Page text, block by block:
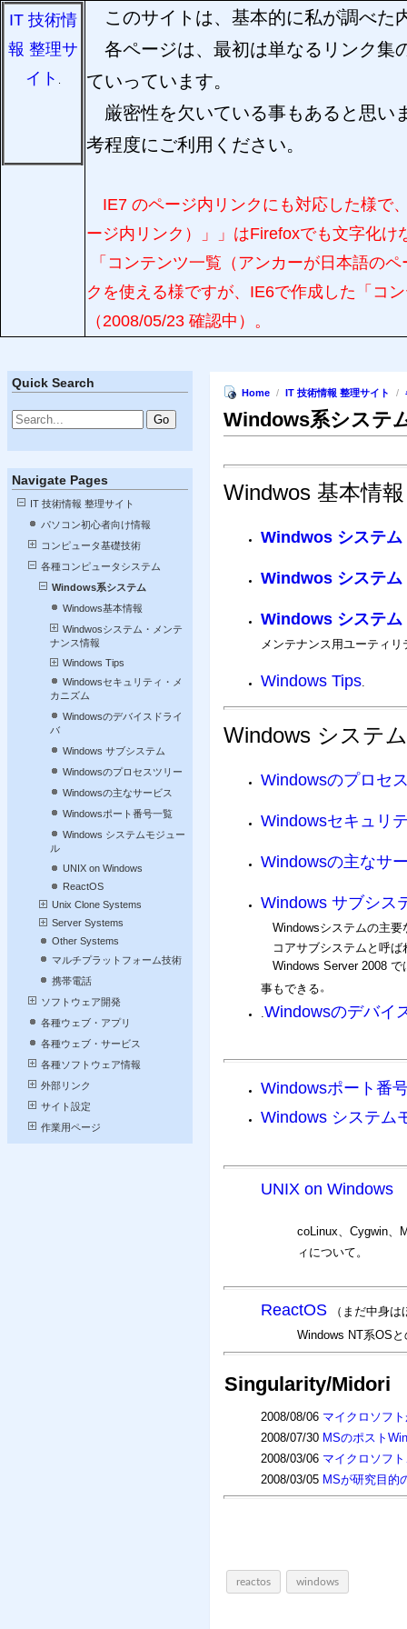
IT 技術情
報 整理サ
イト
このサイトは、基本的に私が調べた
各ページは、最初は単なるリンク集
ていっています。
厳密性を欠いている事もあると思い
考程度にご利用ください。
IE7 のページ内リンクにも対応した様で
ージ内リンク）」」はFirefoxでも文字化け
「コンテンツ一覧（アンカーが日本語の
クを使える様ですが、 IE6で作成した 「コ
（2008/05/23 確認中） 。
Quick Search
Navigate Pages
IT 技術情報 整理サイト
パソコン初心者向け情報
コンピュータ基礎技術
各種コンピュータシステム
Windows系システム
Windows基本情報
Windwosシステム・メンテ
ナンス情報
Windows Tips
Windowsセキュリティ・メ
カニズム
Windowsのデバイスドライ
バ
Windows サブシステム
Windowsのプロセスツリー
Windowsの主なサービス
Windowsポート番号一覧
Windows システムモジュー
ル
UNIX on Windows
ReactOS
Unix Clone Systems
Server Systems
Other Systems
マルチプラットフォーム技術
携帯電話
ソフトウェア開発
各種ウェブ・アプリ
各種ウェブ・サービス
各種ソフトウェア情報
外部リンク
サイト設定
作業用ページ
Home / IT 技術情報 整理サイト /
Windows系システ
Windwos 基本情報
Windwos システム
Windwos システム
Windows システム
メンテナンス用ユーティ
Windows Tips.
Windows システ
Windowsのプロセ
Windowsセキュリ
Windowsの主なサ
Windows サブシス
Windowsシステムの主要
コアサブシステムと呼ば
Windows Server 2008 で
事もできる 。
Windowsのデバイ
Windowsポート番
Windows システム
UNIX on Windows
coLinux、Cygwin、
ィについて。
ReactOS （まだ中身は
Windows NT系OS
Singularity/Midori
2008/08/06 マイクロソフ
2008/07/30 MSのポスト
2008/03/06 マイクロソフ
2008/03/05 MSが研究目的
reactos windows